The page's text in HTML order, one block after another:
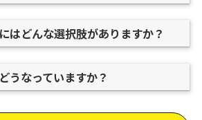
はどんな選択肢がありますか？
うなっていますか？